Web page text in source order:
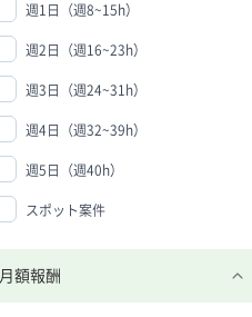
週1日（週8~15h）
週2日（週16~23h）
週3日（週24~31h）
週4日（週32~39h）
週5日（週40h）
スポット案件
月額報酬